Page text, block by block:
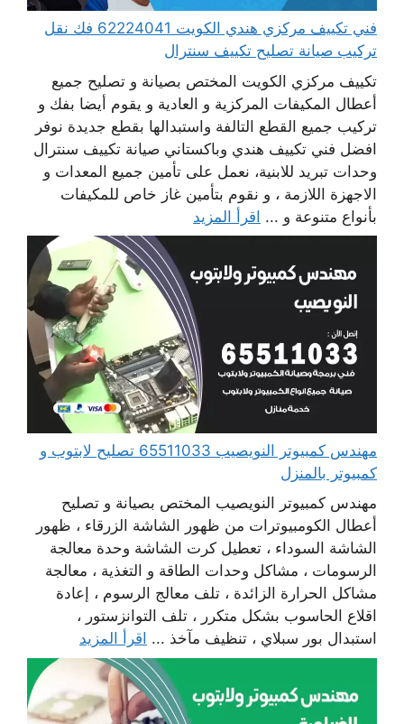
فني تكييف مركزي هندي الكويت 62224041 فك نقل
تركيب صيانة تصليح تكييف سنترال
تكييف مركزي الكويت المختص بصيانة و تصليح جميع
أعطال المكيفات المركزية و العادية و يقوم أيضا بفك و
تركيب جميع القطع التالفة واستبدالها بقطع جديدة نوفر
افضل فني تكييف هندي وباكستاني صيانة تكييف سنترال
وحدات تبريد للابنية، نعمل على تأمين جميع المعدات و
الاجهزة اللازمة ، و نقوم بتأمين غاز خاص للمكيفات
بأنواع متنوعة و ... اقرأ المزيد
مهندس كمبيوتر النويصيب 65511033 تصليح لابتوب و
كمبيوتر بالمنزل
مهندس كمبيوتر النويصيب المختص بصيانة و تصليح
أعطال الكومبيوترات من ظهور الشاشة الزرقاء ، ظهور
الشاشة السوداء ، تعطيل كرت الشاشة وحدة معالجة
الرسومات ، مشاكل وحدات الطاقة و التغذية ، معالجة
مشاكل الحرارة الزائدة ، تلف معالج الرسوم ، إعادة
اقلاع الحاسوب بشكل متكرر ، تلف التوانزستور ،
استبدال بور سبلاي ، تنظيف مآخذ ... اقرأ المزيد